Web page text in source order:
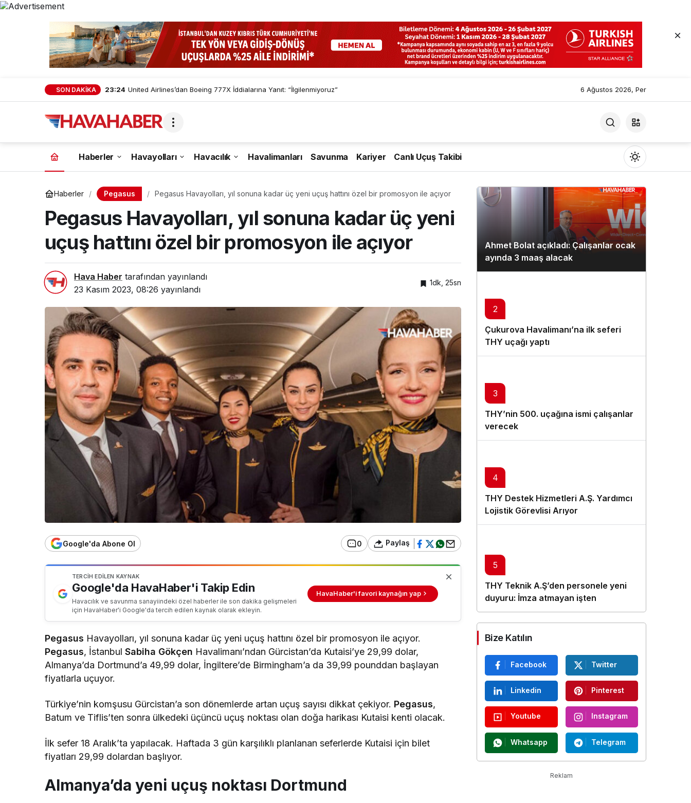
SON DAKİKA 23:24 United Airlines’dan Boeing 777X İddialarına Yanıt: “İlgilenmiyoruz” 6 Ağustos 2026, Per
Haberler Havayolları Havacılık Havalimanları Savunma Kariyer Canlı Uçuş Takibi
Mod
değiştir
Gündüz Modu
Gündüz modunu seçin.
Sistem modunu seçin.
Haberler Pegasus Pegasus Havayolları, yıl sonuna kadar üç yeni uçuş hattını özel bir promosyon ile açıyor
Pegasus Havayolları, yıl sonuna kadar üç yeni
uçuş hattını özel bir promosyon ile açıyor
Hava Haber tarafından yayınlandı
23 Kasım 2023, 08:26 yayınlandı
1dk, 25sn
Google'da Abone Ol 0 Paylaş
TERCIH EDILEN KAYNAK
Google'da HavaHaber'i Takip Edin
Havacılık ve savunma sanayiindeki özel haberler ile son dakika gelişmeleri
için HavaHaber'i Google'da tercih edilen kaynak olarak ekleyin.
HavaHaber'i favori kaynağın yap
Pegasus Havayolları, yıl sonuna kadar üç yeni uçuş hattını özel bir promosyon ile açıyor.
Pegasus, İstanbulSabiha Gökçen Havalimanı’ndan Gürcistan’da Kutaisi’ye 29,99 dolar,
Almanya’da Dortmund’a 49,99 dolar, İngiltere’de Birmingham’a da 39,99 pounddan başlayan
fiyatlarla uçuyor.
Türkiye’nin komşusu Gürcistan’a son dönemlerde artan uçuş sayısı dikkat çekiyor. Pegasus,
Batum ve Tiflis’ten sonra ülkedeki üçüncü uçuş noktası olan doğa harikası Kutaisi kenti olacak.
İlk sefer 18 Aralık’ta yapılacak. Haftada 3 gün karşılıklı planlanan seferlerde Kutaisi için bilet
fiyatları 29,99 dolardan başlıyor.
Almanya’da yeni uçuş noktası Dortmund
Ahmet Bolat açıkladı: Çalışanlar ocak
ayında 3 maaş alacak
2
Çukurova Havalimanı’na ilk seferi
THY uçağı yaptı
3
THY’nin 500. uçağına ismi çalışanlar
verecek
4
THY Destek Hizmetleri A.Ş. Yardımcı
Lojistik Görevlisi Arıyor
5
THY Teknik A.Ş’den personele yeni
duyuru: İmza atmayan işten
çıkarılacak
Bize Katılın
Facebook Twitter
Linkedin Pinterest
Youtube Instagram
Whatsapp Telegram
Reklam